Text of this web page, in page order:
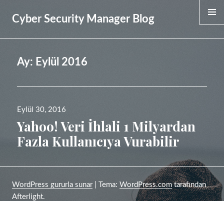
Cyber Security Manager Blog
Ay: Eylül 2016
Yayın
tarihi
Eylül 30, 2016
Yahoo! Veri İhlali 1 Milyardan
Fazla Kullanıcıya Vurabilir
WordPress gururla sunar Tema: WordPress.comtarafından
Afterlight.